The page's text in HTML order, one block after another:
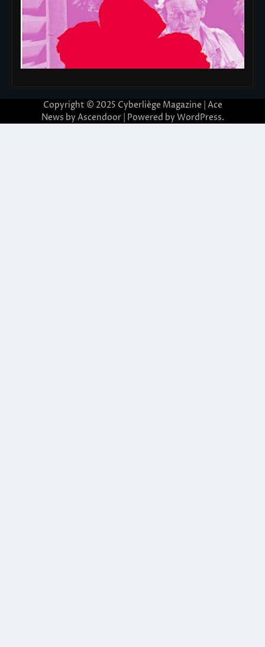
Copyright © 2025 Cyberliège Magazine | Ace
News by Ascendoor| Powered by WordPress.